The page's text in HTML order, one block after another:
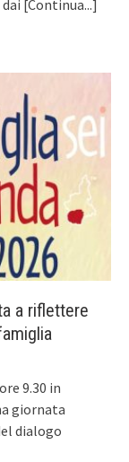
[Continua...]
a riflettere
9.30 in
giornata
dialogo